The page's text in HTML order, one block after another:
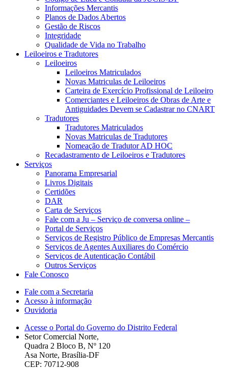
Informações Mercantis
Planos de Dados Abertos
Gestão de Riscos
Integridade
Qualidade de Vida no Trabalho
Leiloeiros e Tradutores
Leiloeiros
Leiloeiros Matriculados
Novas Matriculas de Leiloeiros
Carteira de Exercício Profissional de Leiloeiro
Comerciantes e Leiloeiros de Obras de Arte e
Antiguidades Devem se Cadastrar no CNART
Tradutores
Tradutores Matriculados
Novas Matriculas de Tradutores
Nomeação de Tradutor AD HOC
Recadastramento de Leiloeiros e Tradutores
Serviços
Panorama Empresarial
Livros Digitais
Certidões
DAR
Carta de Serviços
Fale com a Ju – Serviço de conversa online –
Portal de Serviços
Serviços de Registro Público de Empresas Mercantis
Serviços de Agentes Auxiliares do Comércio
Serviços de Autenticação Contábil
Outros Serviços
Fale Conosco
Fale com a Secretaria
Acesso à informação
Ouvidoria
Acesse o Portal do Governo do Distrito Federal
Setor Comercial Norte,
Quadra 2 Bloco B, Nº 120
Asa Norte, Brasília-DF
CEP: 70712-908